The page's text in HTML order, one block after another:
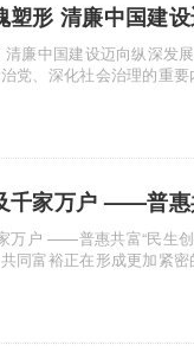
塑形 清廉中国建
深发展新阶段 清风扬正气,廉韵润人心。新时代背
党、深化社会治理的重
千家万户 ——普惠
同富裕正在形成更加紧